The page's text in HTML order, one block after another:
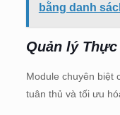
bằng danh
Quản lý
Module chuyên biệt
tuân thủ và tối ưu